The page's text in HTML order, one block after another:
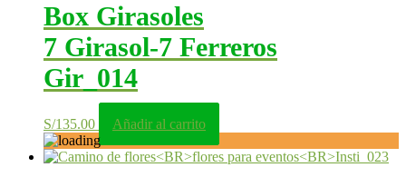
Box Girasoles
7 Girasol-7 Ferreros
Gir_014
S/135.00 Añadir al carrito